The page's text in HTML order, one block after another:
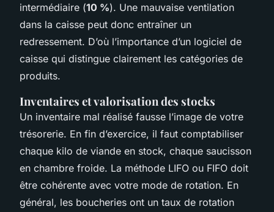
intermédiaire (10 %). Une mauvaise ventilation
dans la caisse peut donc entraîner un
redressement. D’où l’importance d’un logiciel de
caisse qui distingue clairement les catégories de
produits.
Inventaires et valorisation des stocks
Un inventaire mal réalisé fausse l’image de votre
trésorerie. En fin d’exercice, il faut comptabiliser
chaque kilo de viande en stock, chaque saucisson
en chambre froide. La méthode LIFO ou FIFO doit
être cohérente avec votre mode de rotation. En
général, les boucheries ont un taux de rotation